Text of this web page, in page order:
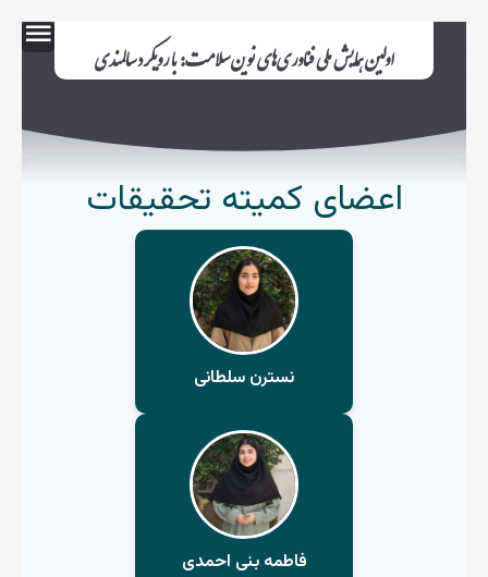
اولین همایش ملی فناوری‌های نوین سلامت: با رویکرد سالمندی
اعضای کمیته تحقیقات
نسترن سلطانی
فاطمه بنی احمدی